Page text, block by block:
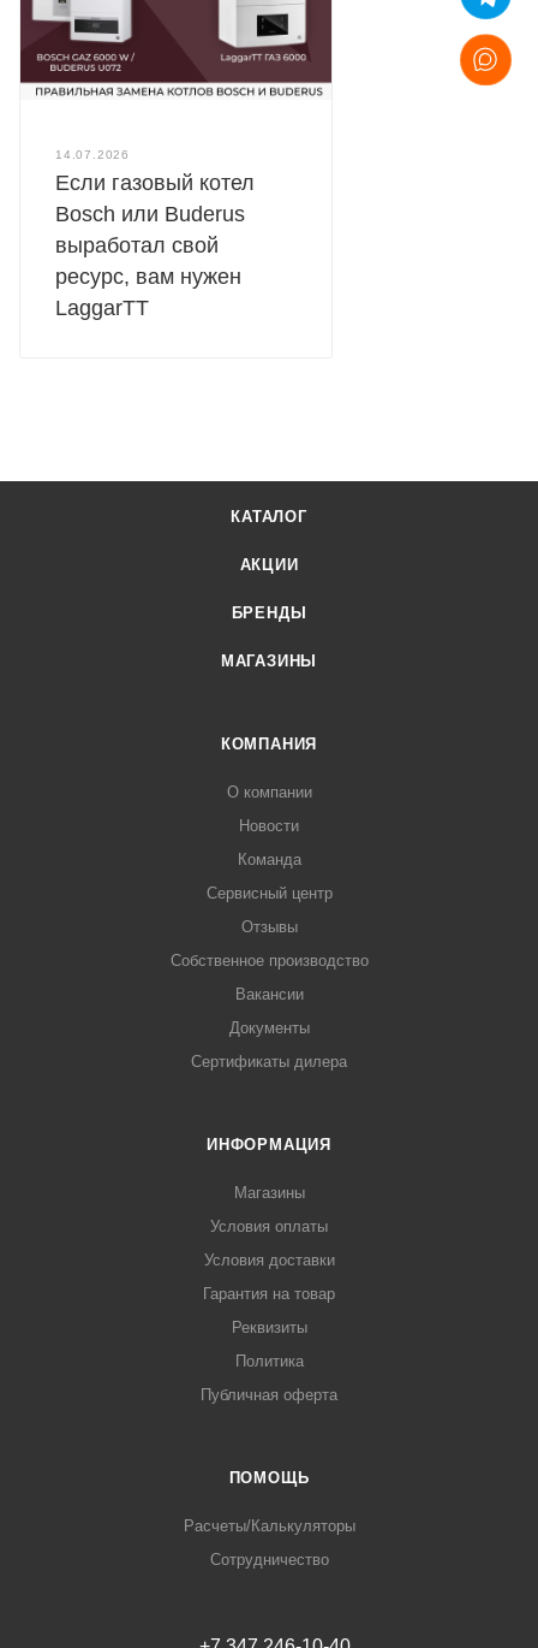
14.07.2026
Если газовый котел
Bosch или Buderus
выработал свой
ресурс, вам нужен
LaggarTT
КАТАЛОГ
АКЦИИ
БРЕНДЫ
МАГАЗИНЫ
КОМПАНИЯ
О компании
Новости
Команда
Сервисный центр
Отзывы
Собственное производство
Вакансии
Документы
Сертификаты дилера
ИНФОРМАЦИЯ
Магазины
Условия оплаты
Условия доставки
Гарантия на товар
Реквизиты
Политика
Публичная оферта
ПОМОЩЬ
Расчеты/Калькуляторы
Сотрудничество